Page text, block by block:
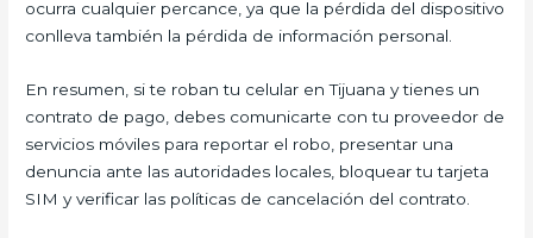
ocurra cualquier percance, ya que la pérdida del dispositivo
conlleva también la pérdida de información personal.
En resumen, si te roban tu celular en Tijuana y tienes un
contrato de pago, debes comunicarte con tu proveedor de
servicios móviles para reportar el robo, presentar una
denuncia ante las autoridades locales, bloquear tu tarjeta
SIM y verificar las políticas de cancelación del contrato.